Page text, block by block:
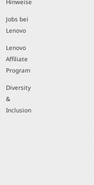
Hinweise
Jobs bei
Lenovo
Lenovo
Affiliate
Program
Diversity
&
Inclusion